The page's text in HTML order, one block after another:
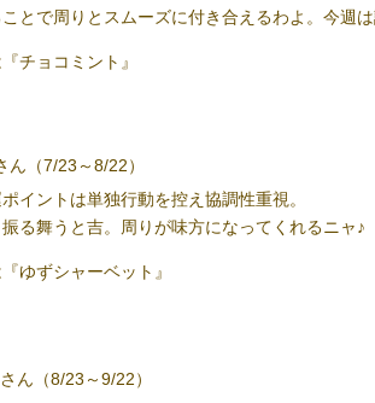
とで周りとスムーズに付き合えるわよ。今週
チョコミント』
ん（7/23～8/22）
イントは単独行動を控え協調性重視。
る舞うと吉。周りが味方になってくれるニャ♪
ゆずシャーベット』
さん（8/23～9/22）